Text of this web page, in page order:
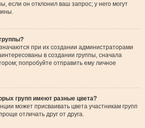
если он отклонил ваш запрос; у него могут
при их создании администраторами
в создании группы, сначала
попробуйте отправить ему личное
групп имеют разные цвета?
может присваивать цвета участникам групп
отличать друг от друга.